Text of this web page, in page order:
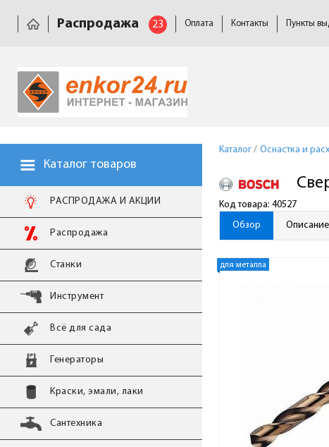
Распродажа 23 Оплата Контакты Пункты
Каталог товаров
РАСПРОДАЖА И АКЦИИ
Распродажа
Станки
Инструмент
Всё для сада
Генераторы
Краски, эмали, лаки
Сантехника
Каталог / Оснастка и
Код товара: 40527
Обзор
для металла